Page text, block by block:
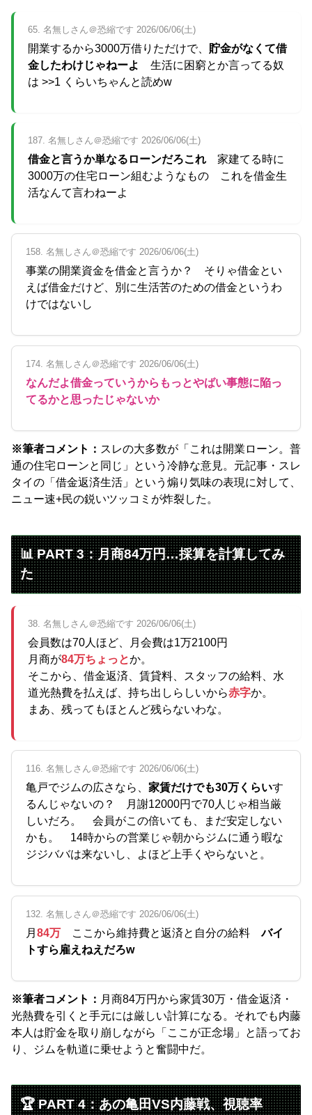
65. 名無しさん＠恐縮です 2026/06/06(土)
開業するから3000万借りただけで、 貯金がなくて借
金したわけじゃねーよ
生活に困窮とか言ってる奴
は >>1 くらいちゃんと読めw
187. 名無しさん＠恐縮です 2026/06/06(土)
借金と言うか単なるローンだろこれ 家建てる時に
3000万の住宅ローン組むようなもの これを借金生
活なんて言わねーよ
158. 名無しさん＠恐縮です 2026/06/06(土)
事業の開業資金を借金と言うか？ そりゃ借金とい
えば借金だけど、別に生活苦のための借金というわ
けではないし
174. 名無しさん＠恐縮です 2026/06/06(土)
なんだよ借金っていうからもっとやばい事態に陥っ
てるかと思ったじゃないか
※筆者コメント： スレの大多数が「これは開業ローン。普
通の住宅ローンと同じ」という冷静な意見。元記事・スレ
タイの「借金返済生活」という煽り気味の表現に対して、
ニュー速+民の鋭いツッコミが炸裂した。
📊 PART 3：月商84万円…採算を計算してみ
た
38. 名無しさん＠恐縮です 2026/06/06(土)
会員数は70人ほど、月会費は1万2100円
月商が84万ちょっとか。
そこから、借金返済、賃貸料、スタッフの給料、水
道光熱費を払えば、持ち出しらしいから赤字か。
まあ、残ってもほとんど残らないわな。
116. 名無しさん＠恐縮です 2026/06/06(土)
亀戸でジムの広さなら、 家賃だけでも30万くらいす
るんじゃないの？ 月謝12000円で70人じゃ相当厳
しいだろ。 会員がこの倍いても、まだ安定しない
かも。 14時からの営業じゃ朝からジムに通う暇な
ジジババは来ないし、よほど上手くやらないと。
132. 名無しさん＠恐縮です 2026/06/06(土)
月 84万 ここから維持費と返済と自分の給料バイ
トすら雇えねえだろw
※筆者コメント： 月商84万円から家賃30万・借金返済・
光熱費を引くと手元には厳しい計算になる。それでも内藤
本人は貯金を取り崩しながら「ここが正念場」と語ってお
り、ジムを軌道に乗せようと奮闘中だ。
🏆 PART 4：あの亀田VS内藤戦、視聴率